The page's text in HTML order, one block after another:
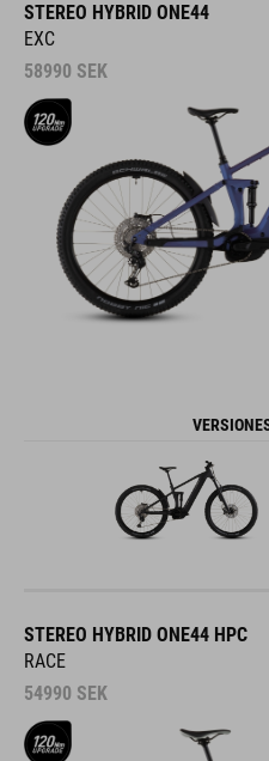
STEREO HYBRID ONE44
EXC
58990 SEK
STEREO HYBRID ONE44 HPC
RACE
54990 SEK